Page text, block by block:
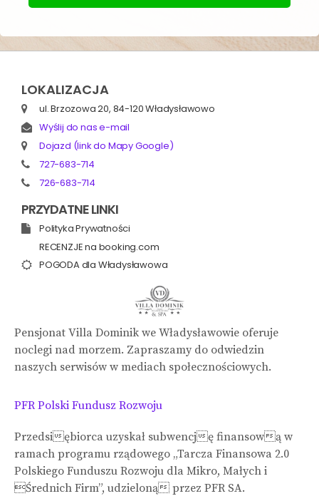
LOKALIZACJA
ul. Brzozowa 20, 84-120 Władysławowo
Wyślij do nas e-mail
Dojazd (link do Mapy Google)
727-683-714
726-683-714
PRZYDATNE LINKI
Polityka Prywatności
RECENZJE na booking.com
POGODA dla Władysławowa
Pensjonat Villa Dominik we Władysławowie oferuje
noclegi nad morzem. Zapraszamy do odwiedzin
naszych serwisów w mediach społecznościowych.
PFR Polski Fundusz Rozwoju
Przedsiębiorca uzyskał subwencję finansową w
ramach programu rządowego „Tarcza Finansowa 2.0
Polskiego Funduszu Rozwoju dla Mikro, Małych i
Średnich Firm”, udzieloną przez PFR SA.